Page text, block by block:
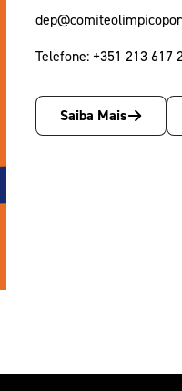
Telefone: +351 213 617
Saiba Mais